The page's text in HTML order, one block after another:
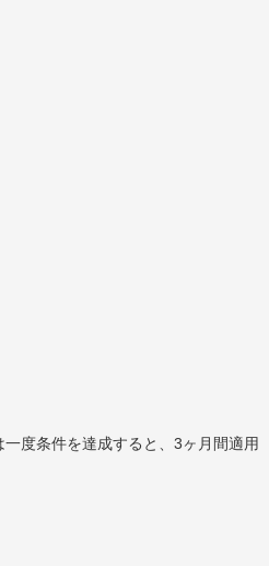
度条件を達成すると、3ヶ月間適用